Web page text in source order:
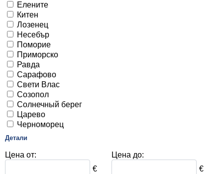
Елените
Китен
Лозенец
Несебър
Поморие
Приморско
Равда
Сарафово
Свети Влас
Созопол
Солнечный берег
Царево
Черноморец
Детали
Цена от:
€
Цена до:
€